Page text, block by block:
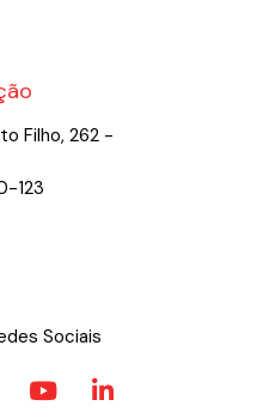
Filho, 262 -
123
Sociais